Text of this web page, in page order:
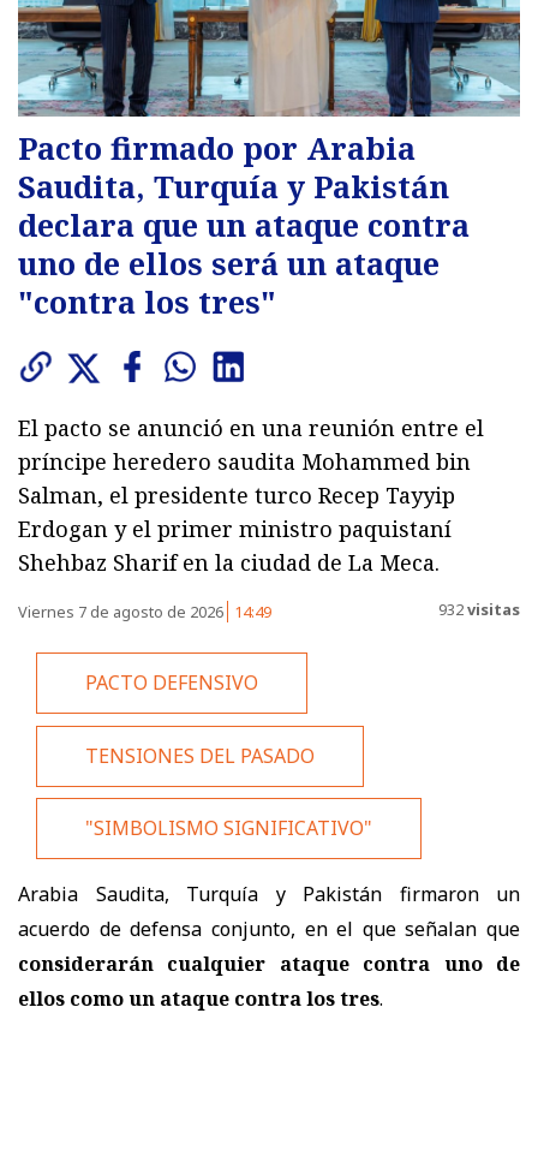
Pacto firmado por Arabia
Saudita, Turquía y Pakistán
declara que un ataque contra
uno de ellos será un ataque
"contra los tres"
El pacto se anunció en una reunión entre el
príncipe heredero saudita Mohammed bin
Salman, el presidente turco Recep Tayyip
Erdogan y el primer ministro paquistaní
Shehbaz Sharif en la ciudad de La Meca.
Viernes 7 de agosto de 2026 14:49 932visitas
PACTO DEFENSIVO
TENSIONES DEL PASADO
"SIMBOLISMO SIGNIFICATIVO"
Arabia Saudita, Turquía y Pakistán firmaron un
acuerdo de defensa conjunto, en el que señalan que
considerarán cualquier ataque contra uno de
ellos como un ataque contra los tres.